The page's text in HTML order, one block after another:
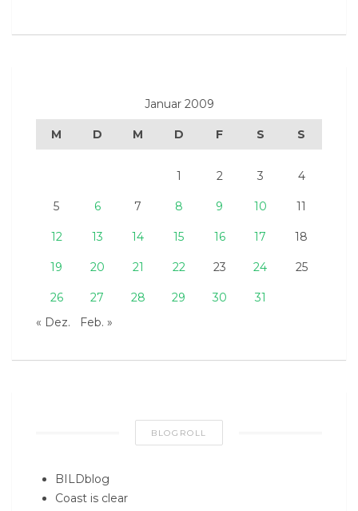
Januar 2009
M D M D F S S
1 2 3 4
5 6 7 8 9 10 11
12 13 14 15 16 17 18
19 20 21 22 23 24 25
26 27 28 29 30
31
« Dez.
Feb. »
BLOGROLL
BILDblog
Coast is clear